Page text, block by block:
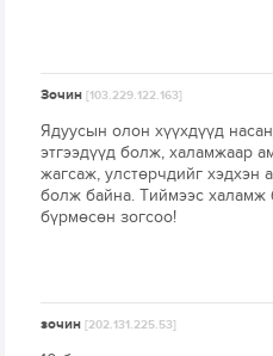
Зочин[103.229.122.163]
Ядуусын олон хүүхдүүд
этгээдүүд болж, халамжаар
жагсаж, улстөрчдийг хэдхэн
болж байна. Тиймээс халамж
бүрмөсөн зогсоо!
зочин[202.131.225.53]